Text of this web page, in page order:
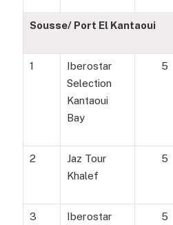
Sousse/ Port El Kantaoui
1
Iberostar
Selection
Kantaoui
Bay
5
2
Jaz Tour
Khalef
5
3
Iberostar
5